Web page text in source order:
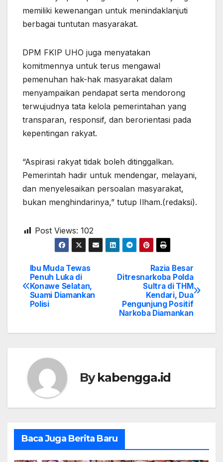
memiliki kewenangan untuk menindaklanjuti
berbagai tuntutan masyarakat.
DPM FKIP UHO juga menyatakan
komitmennya untuk terus mengawal
pemenuhan hak-hak masyarakat dalam
menyampaikan pendapat serta mendorong
terwujudnya tata kelola pemerintahan yang
transparan, responsif, dan berorientasi pada
kepentingan rakyat.
“Aspirasi rakyat tidak boleh ditinggalkan.
Pemerintah hadir untuk mendengar, melayani,
dan menyelesaikan persoalan masyarakat,
bukan menghindarinya,” tutup Ilham.(redaksi).
Post Views: 102
Post
navigation
Razia Besar
Ditresnarkoba Polda
Sultra di THM
Kendari, Dua
Pengunjung Positif
Narkoba Diamankan
Ibu Muda Tewas
Penuh Luka di
Konawe Selatan,
Suami Diamankan
Polisi
Bykabengga.id
Baca Juga Berita Baru